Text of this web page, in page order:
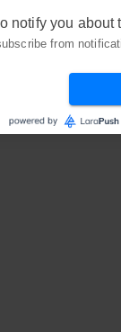
notify you about
from